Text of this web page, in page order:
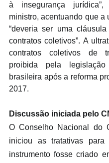
à insegurança
ministro, acentuando que a
“deveria ser uma
contratos coletivos”. A
contratos coletivos de
proibida pela legislação
brasileira após a reforma
2017.
Discussão iniciada pelo
O Conselho Nacional do
iniciou as tratativas para
instrumento fosse criado